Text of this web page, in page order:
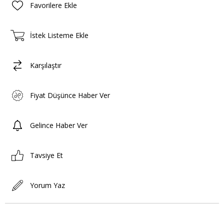
Favorilere Ekle
İstek Listeme Ekle
Karşılaştır
Fiyat Düşünce Haber Ver
Gelince Haber Ver
Tavsiye Et
Yorum Yaz